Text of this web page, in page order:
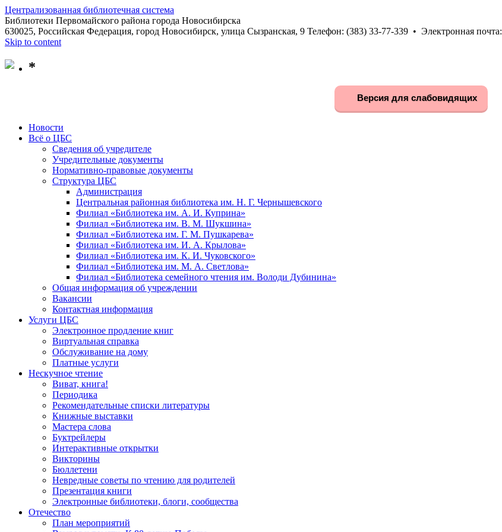
Централизованная библиотечная система
Библиотеки Первомайского района города Новосибирска
630025, Российская Федерация, город Новосибирск, улица Сызранская, 9 Телефон: (383) 33-77-339 • Электронная почта:
Skip to content
*
Версия для слабовидящих
Новости
Всё о ЦБС
Сведения об учредителе
Учредительные документы
Нормативно-правовые документы
Структура ЦБС
Администрация
Центральная районная библиотека им. Н. Г. Чернышевского
Филиал «Библиотека им. А. И. Куприна»
Филиал «Библиотека им. В. М. Шукшина»
Филиал «Библиотека им. Г. М. Пушкарева»
Филиал «Библиотека им. И. А. Крылова»
Филиал «Библиотека им. К. И. Чуковского»
Филиал «Библиотека им. М. А. Светлова»
Филиал «Библиотека семейного чтения им. Володи Дубинина»
Общая информация об учреждении
Вакансии
Контактная информация
Услуги ЦБС
Электронное продление книг
Виртуальная справка
Обслуживание на дому
Платные услуги
Нескучное чтение
Виват, книга!
Периодика
Рекомендательные списки литературы
Книжные выставки
Мастера слова
Буктрейлеры
Интерактивные открытки
Викторины
Бюллетени
Невредные советы по чтению для родителей
Презентация книги
Электронные библиотеки, блоги, сообщества
Отечество
План мероприятий